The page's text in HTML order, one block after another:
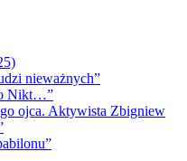
nieważnych”
Nikt…”
ojca. Aktywista Zbigniew